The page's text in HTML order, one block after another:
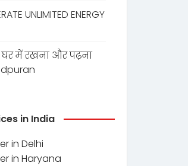
UNLIMITED ENERGY
में रखना और पढ़ना
in India
in Delhi
in Haryana